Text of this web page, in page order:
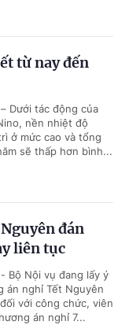
từ nay đến
Dưới tác động của
nền nhiệt độ
ở mức cao và tổng
sẽ thấp hơn bình...
đán
liên tục
Bộ Nội vụ đang lấy ý
án nghỉ Tết Nguyên
với công chức, viên
án nghỉ 7...